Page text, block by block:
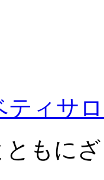
ティサ
ともに